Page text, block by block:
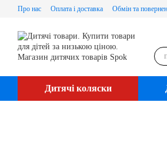
Перейти до основного контенту
Про нас Оплата і доставка Обмін та
Дитячі коляски